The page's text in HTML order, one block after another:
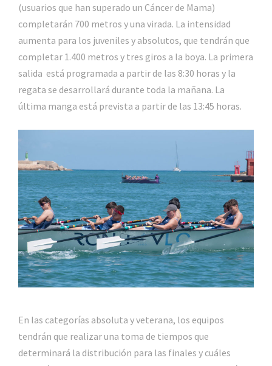
(usuarios que han superado un Cáncer de Mama)
completarán 700 metros y una virada. La intensidad
aumenta para los juveniles y absolutos, que tendrán que
completar 1.400 metros y tres giros a la boya. La primera
salida está programada a partir de las 8:30 horas y la
regata se desarrollará durante toda la mañana. La
última manga está prevista a partir de las 13:45 horas.
En las categorías absoluta y veterana, los equipos
tendrán que realizar una toma de tiempos que
determinará la distribución para las finales y cuáles